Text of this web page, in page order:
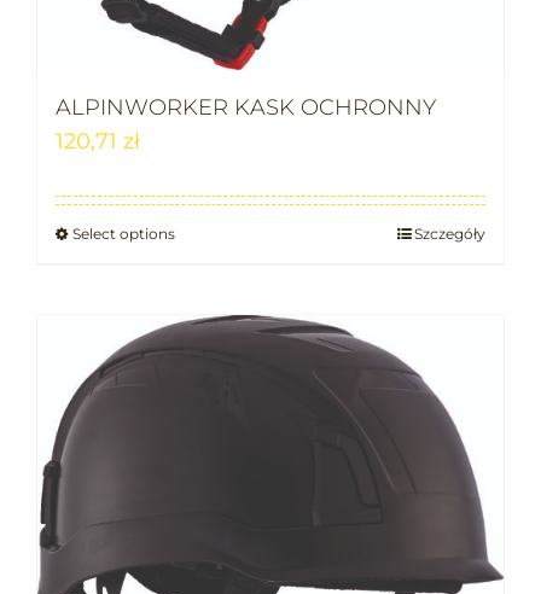
ALPINWORKER KASK OCHRONNY
120,71 zł
Select options Szczegóły